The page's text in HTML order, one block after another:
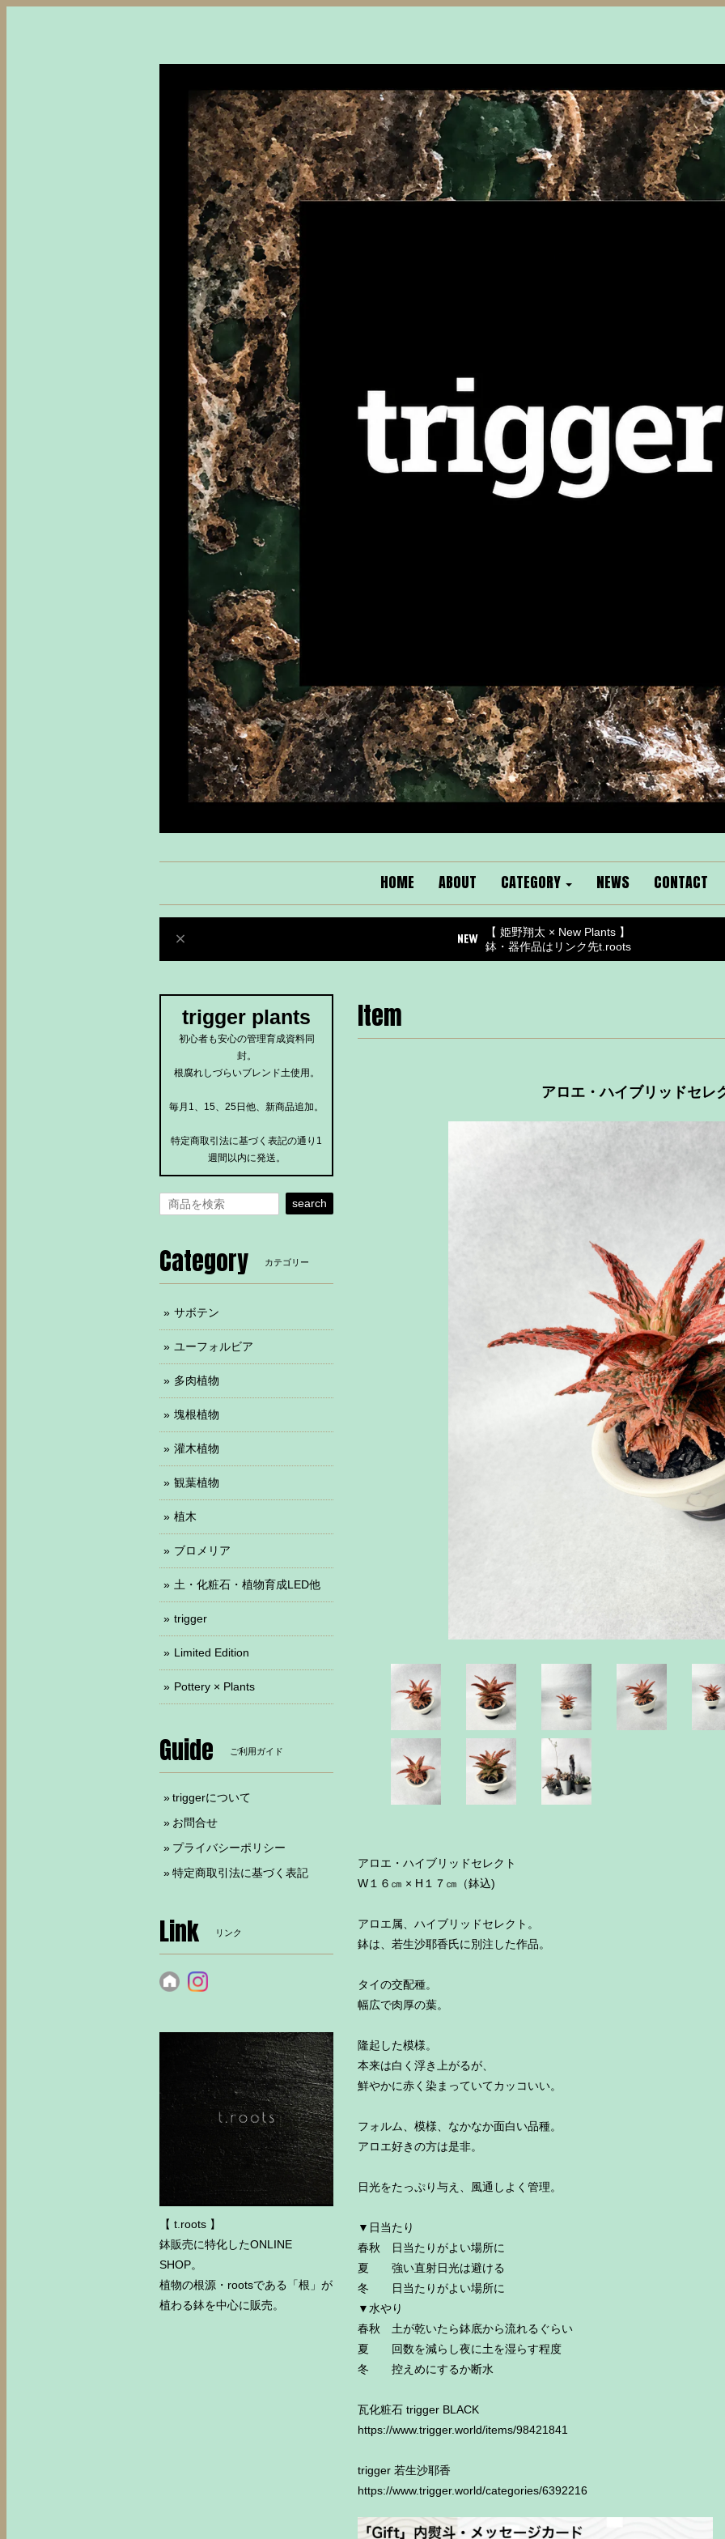
HOME ABOUT CATEGORY NEWS CONTACT
【 姫野翔太 × New Plants 】
鉢・器作品はリンク先t.roots
Item
アロエ・ハイブリッドセレ
アロエ・ハイブリッドセレクト
W１６㎝ × H１７㎝（鉢込)
アロエ属、ハイブリッドセレクト。
鉢は、若生沙耶香氏に別注した作品。
タイの交配種。
幅広で肉厚の葉。
隆起した模様。
本来は白く浮き上がるが、
鮮やかに赤く染まっていてカッコいい。
フォルム、模様、なかなか面白い品種。
アロエ好きの方は是非。
日光をたっぷり与え、風通しよく管理。
▼日当たり
春秋 日当たりがよい場所に
夏 強い直射日光は避ける
冬 日当たりがよい場所に
▼水やり
春秋 土が乾いたら鉢底から流れるぐらい
夏 回数を減らし夜に土を湿らす程度
冬 控えめにするか断水
瓦化粧石 trigger BLACK
https://www.trigger.world/items/98421841
trigger 若生沙耶香
https://www.trigger.world/categories/6392216
trigger plants
初心者も安心の管理育成資料同
封。
根腐れしづらいブレンド土使用。
毎月1、15、25日他、新商品追加。
特定商取引法に基づく表記の通り1
週間以内に発送。
search
Category カテゴリー
サボテン
ユーフォルビア
多肉植物
塊根植物
灌木植物
観葉植物
植木
ブロメリア
土・化粧石・植物育成LED他
trigger
Limited Edition
Pottery × Plants
Guide ご利用ガイド
triggerについて
お問合せ
プライバシーポリシー
特定商取引法に基づく表記
Link リンク
【 t.roots 】
鉢販売に特化したONLINE
SHOP。
植物の根源・rootsである「根」が
植わる鉢を中心に販売。